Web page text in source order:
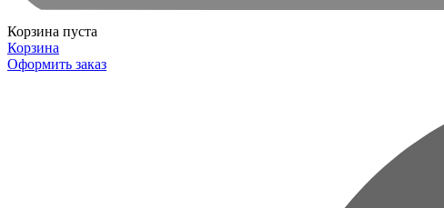
Корзина пуста
Корзина
Оформить заказ